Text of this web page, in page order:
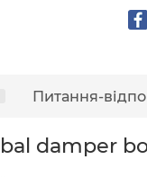
Питання-
damper